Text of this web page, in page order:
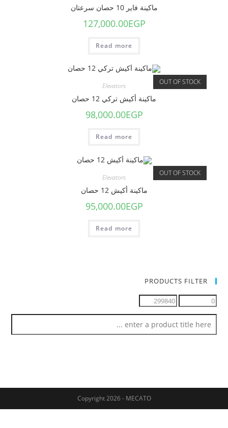
ماكينة فاير 10 حصان سرعتان
127,000.00EGP
Read more
OUT OF STOCK
Elevators
ماكينة أكيش تركي 12 حصان
98,000.00EGP
Read more
OUT OF STOCK
Elevators
ماكينة أكيش 12 حصان
95,000.00EGP
Read more
PRODUCTS FILTER
Copyright 2026 - MECATO